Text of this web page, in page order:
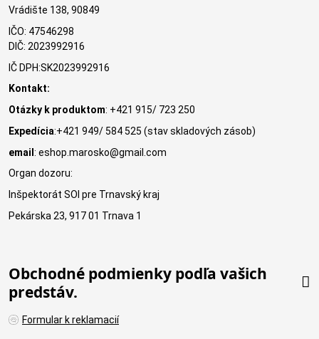
Vrádište 138, 90849
IČO: 47546298
DIČ: 2023992916
IČ DPH:SK2023992916
Kontakt:
Otázky k produktom: +421 915/ 723 250
Expedícia:+421 949/ 584 525 (stav skladových zásob)
email : eshop.marosko@gmail.com
Organ dozoru:
Inšpektorát SOI pre Trnavský kraj
Pekárska 23, 917 01 Trnava 1
Obchodné podmienky podľa vašich
predstáv.
Formular k reklamacií